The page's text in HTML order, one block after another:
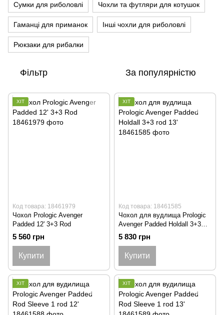
Сумки для риболовлі Чохли та футляри для котушок
Гаманці для приманок Інші чохли для риболовлі
Рюкзаки для рибалки
Фільтр За популярністю
ХІТ
Код товара: 18461979
Чохол Prologic Avenger
Padded 12' 3+3 Rod
5 560 грн
Купити
ХІТ
Код товара: 18461585
Чохол для вудлища Prologic
Avenger Padded Holdall 3+3
rod 13'
5 830 грн
Купити
ХІТ ХІТ